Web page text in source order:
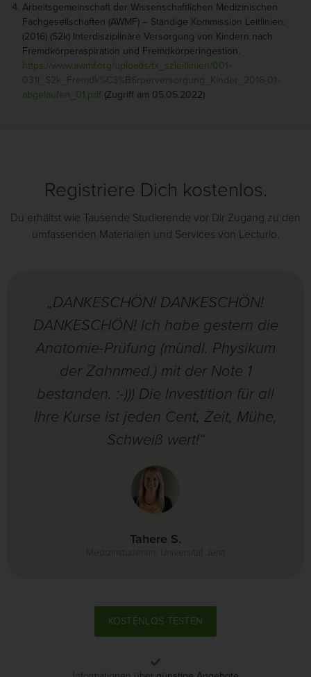
Arbeitsgemeinschaft der Wissenschaftlichen Medizinischen
Fachgesellschaften (AWMF) – Ständige Kommission Leitlinien.
(2016) (S2k) Interdisziplinäre Versorgung von Kindern nach
Fremdkörperaspiration und Fremdkörperingestion.
https://www.awmf.org/uploads/tx_szleitlinien/001-
031l_S2k_Fremdk%C3%B6rperversorgung_Kinder_2016-01-
abgelaufen_01.pdf (Zugriff am 05.05.2022)
Registriere Dich kostenlos.
Du erhältst wie Tausende Studierende vor Dir Zugang zu den
umfassenden Materialien und Services von Lecturio.
„DANKESCHÖN! DANKESCHÖN!
DANKESCHÖN! Ich habe gestern die
Anatomie-Prüfung (mündl. Physikum
der Zahnmed.) mit der Note 1
bestanden. :-))) Die Investition für all
Ihre Kurse ist jeden Cent, Zeit, Mühe,
Schweiß wert!“
Tahere S.
KOSTENLOS TESTEN